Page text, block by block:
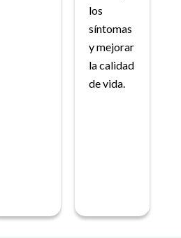
los
síntomas
y mejorar
la calidad
de vida.